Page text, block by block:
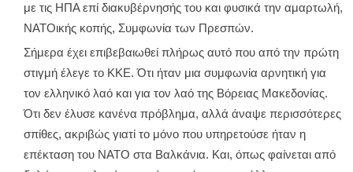
με τις ΗΠΑ επί διακυβέρνησής του και φυσικά την αμαρτωλή,
ΝΑΤΟικής κοπής, Συμφωνία των Πρεσπών.
Σήμερα έχει επιβεβαιωθεί πλήρως αυτό που από την πρώτη
στιγμή έλεγε το ΚΚΕ. Ότι ήταν μια συμφωνία αρνητική για
τον ελληνικό λαό και για τον λαό της Βόρειας Μακεδονίας.
Ότι δεν έλυσε κανένα πρόβλημα, αλλά άναψε περισσότερες
σπίθες, ακριβώς γιατί το μόνο που υπηρετούσε ήταν η
επέκταση του ΝΑΤΟ στα Βαλκάνια. Και, όπως φαίνεται από